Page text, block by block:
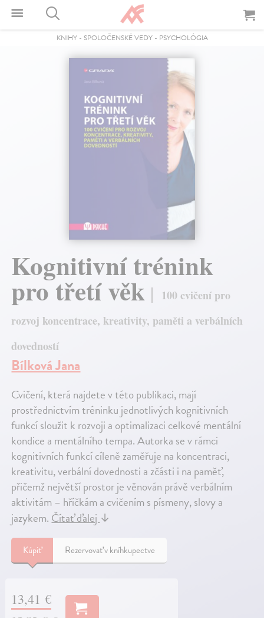
KNIHY- SPOLOČENSKÉ VEDY- PSYCHOLÓGIA
Kognitivní trénink
pro třetí věk
100 cvičení pro
rozvoj koncentrace, kreativity, paměti a verbálních
dovedností
Bílková Jana
Cvičení, která najdete v této publikaci, mají
prostřednictvím tréninku jednotlivých kognitivních
funkcí sloužit k rozvoji a optimalizaci celkové mentální
kondice a mentálního tempa. Autorka se v rámci
kognitivních funkcí cíleně zaměřuje na koncentraci,
kreativitu, verbální dovednosti a zčásti i na paměť,
přičemž největší prostor je věnován právě verbálním
aktivitám – hříčkám a cvičením s písmeny, slovy a
jazykem. Čítať ďalej ↓
Kúpiť Rezervovať v kníhkupectve
13,41 €